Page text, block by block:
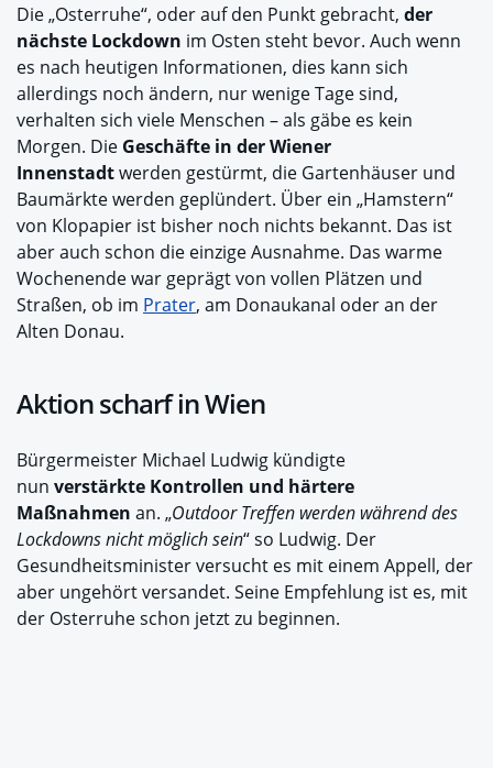
Die „Osterruhe“, oder auf den Punkt gebracht, der
nächste Lockdown im Osten steht bevor. Auch wenn
es nach heutigen Informationen, dies kann sich
allerdings noch ändern, nur wenige Tage sind,
verhalten sich viele Menschen – als gäbe es kein
Morgen. Die Geschäfte in der Wiener
Innenstadtwerden gestürmt, die Gartenhäuser und
Baumärkte werden geplündert. Über ein „Hamstern“
von Klopapier ist bisher noch nichts bekannt. Das ist
aber auch schon die einzige Ausnahme. Das warme
Wochenende war geprägt von vollen Plätzen und
Straßen, ob im Prater, am Donaukanal oder an der
Alten Donau.
Aktion scharf in Wien
Bürgermeister Michael Ludwig kündigte
nun verstärkte Kontrollen und härtere
Maßnahmen an. „Outdoor Treffen werden während des
Lockdowns nicht möglich sein“ so Ludwig. Der
Gesundheitsminister versucht es mit einem Appell, der
aber ungehört versandet. Seine Empfehlung ist es, mit
der Osterruhe schon jetzt zu beginnen.